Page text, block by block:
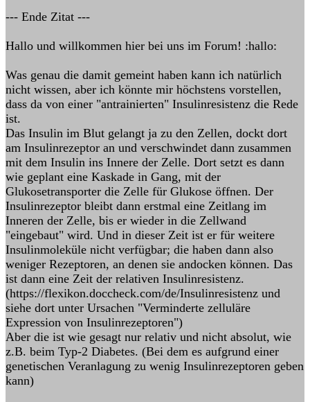
--- Ende Zitat ---
Hallo und willkommen hier bei uns im Forum! :hallo:
Was genau die damit gemeint haben kann ich natürlich
nicht wissen, aber ich könnte mir höchstens vorstellen,
dass da von einer "antrainierten" Insulinresistenz die Rede
ist.
Das Insulin im Blut gelangt ja zu den Zellen, dockt dort
am Insulinrezeptor an und verschwindet dann zusammen
mit dem Insulin ins Innere der Zelle. Dort setzt es dann
wie geplant eine Kaskade in Gang, mit der
Glukosetransporter die Zelle für Glukose öffnen. Der
Insulinrezeptor bleibt dann erstmal eine Zeitlang im
Inneren der Zelle, bis er wieder in die Zellwand
"eingebaut" wird. Und in dieser Zeit ist er für weitere
Insulinmoleküle nicht verfügbar; die haben dann also
weniger Rezeptoren, an denen sie andocken können. Das
ist dann eine Zeit der relativen Insulinresistenz.
(https://flexikon.doccheck.com/de/Insulinresistenz und
siehe dort unter Ursachen "Verminderte zelluläre
Expression von Insulinrezeptoren")
Aber die ist wie gesagt nur relativ und nicht absolut, wie
z.B. beim Typ-2 Diabetes. (Bei dem es aufgrund einer
genetischen Veranlagung zu wenig Insulinrezeptoren geben
kann)